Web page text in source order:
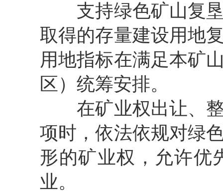
支持绿色矿山复
取得的存量建设用地
用地指标在满足本矿
区）统筹安排。
在矿业权出让、
项时，依法依规对绿
形的矿业权，允许优
业。